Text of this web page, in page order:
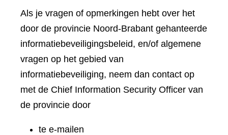
Als je vragen of opmerkingen hebt over het
door de provincie Noord-Brabant gehanteerde
informatiebeveiligingsbeleid, en/of algemene
vragen op het gebied van
informatiebeveiliging, neem dan contact op
met de Chief Information Security Officer van
de provincie door
te e-mailen